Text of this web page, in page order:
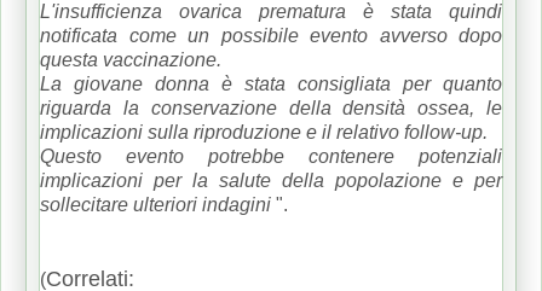
L'insufficienza ovarica prematura è stata quindi
notificata come un possibile evento avverso dopo
questa vaccinazione.
La giovane donna è stata consigliata per quanto
riguarda la conservazione della densità ossea, le
implicazioni sulla riproduzione e il relativo follow-up.
Questo evento potrebbe contenere potenziali
implicazioni per la salute della popolazione e per
sollecitare ulteriori indagini ".
(Correlati: